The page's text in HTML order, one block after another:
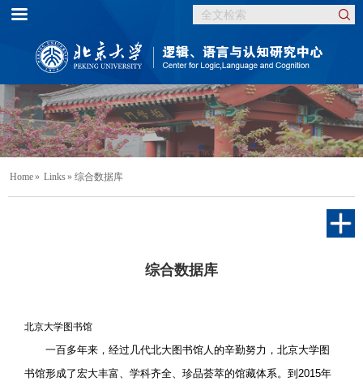
Home» Links» 综合数据库
综合数据库
北京大学图书馆
一百多年来，经过几代北大图书馆人的辛勤努力，北京大学图
书馆形成了宏大丰富、学科齐全、珍品荟萃的馆藏体系。到2015年